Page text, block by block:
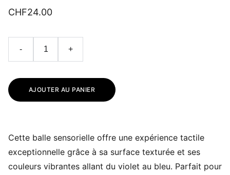
CHF24.00
- +
AJOUTER AU PANIER
Cette balle sensorielle offre une expérience tactile
exceptionnelle grâce à sa surface texturée et ses
couleurs vibrantes allant du violet au bleu. Parfait pour